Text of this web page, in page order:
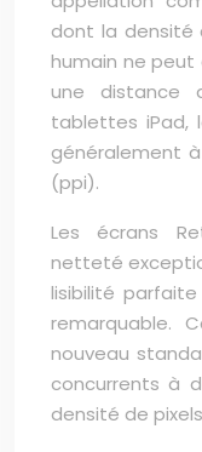
dont la densité
humain ne peut
une distance
tablettes iPad,
généralement
(ppi).
Les écrans
netteté
lisibilité
remarquable.
nouveau
concurrents à
densité de